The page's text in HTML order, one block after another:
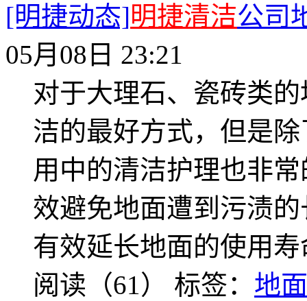
[明捷动态]明捷清洁公司
05月08日 23:21
对于大理石、瓷砖类
洁的最好方式，但是
用中的清洁护理也非
效避免地面遭到污渍
有效延长地面的使用寿
阅读（61） 标签： 地